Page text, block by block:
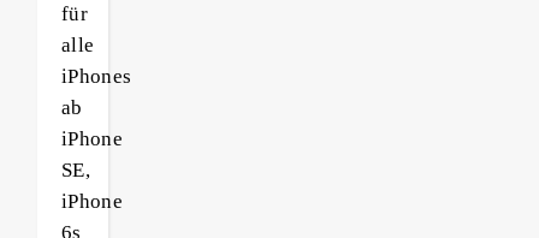
für
alle
iPhones
ab
iPhone
SE,
iPhone
6s